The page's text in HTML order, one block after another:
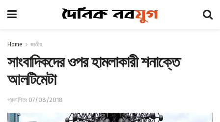
Home জাতীয়
সাংবাদিকদের ওপর হামলাকারী শনাক্তে
আলটিমেটা
প্রকাশিতঃ 07/08/2018